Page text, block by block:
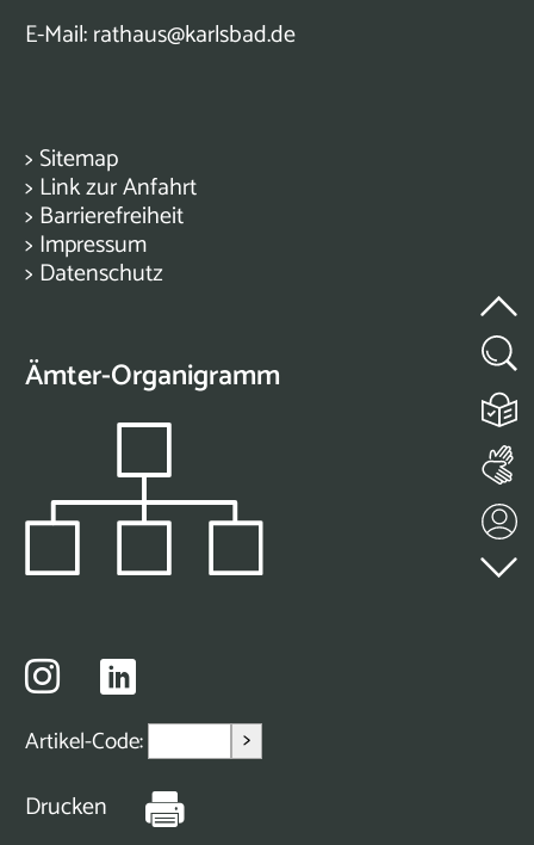
E-Mail:rathaus@karlsbad.de
> Sitemap
> Link zur Anfahrt
> Barrierefreiheit
> Impressum
> Datenschutz
Ämter-Organigramm
Artikel-Code: >
Drucken